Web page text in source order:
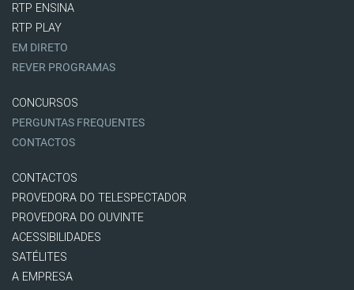
RTP ENSINA
RTP PLAY
EM DIRETO
REVER PROGRAMAS
CONCURSOS
PERGUNTAS FREQUENTES
CONTACTOS
CONTACTOS
PROVEDORA DO TELESPECTADOR
PROVEDORA DO OUVINTE
ACESSIBILIDADES
SATÉLITES
A EMPRESA